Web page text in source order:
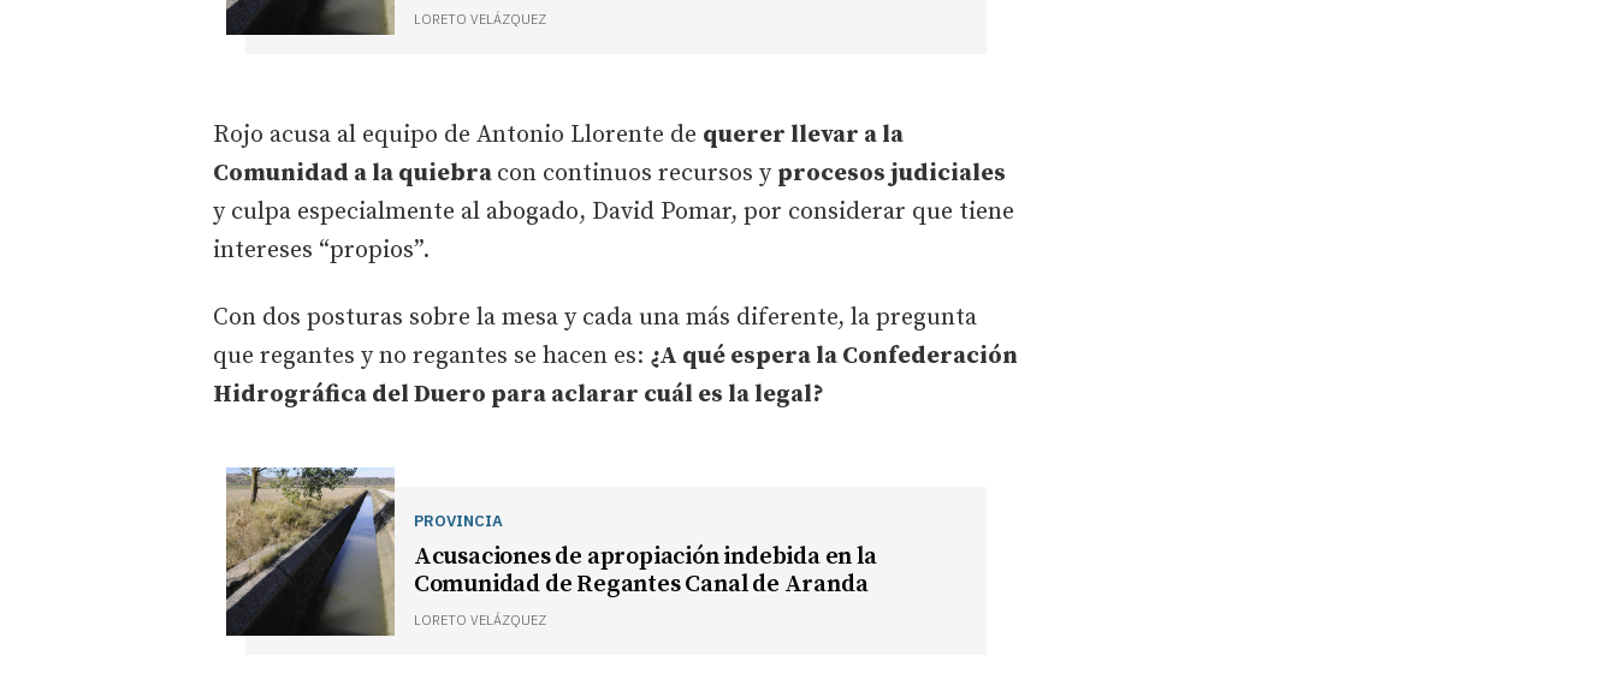
LORETO VELÁZQUEZ
Rojo acusa al equipo de Antonio Llorente de querer llevar a la
Comunidad a la quiebra con continuos recursos y procesos judiciales
y culpa especialmente al abogado, David Pomar, por considerar que tiene
intereses “propios”.
Con dos posturas sobre la mesa y cada una más diferente, la pregunta
que regantes y no regantes se hacen es: ¿A qué espera la Confederación
Hidrográfica del Duero para aclarar cuál es la legal?
PROVINCIA
Acusaciones de apropiación indebida en la
Comunidad de Regantes Canal de Aranda
LORETO VELÁZQUEZ